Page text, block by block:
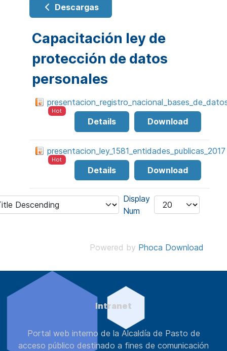
Descargas
Capacitación ley de
protección de datos
personales
Hot
Download
Details
presentacion_ley_1581_entidades_publicas_2017
Hot
Download
Details
Display
Num
Powered by Phoca Download
Intranet
Portal web interno de la Alcaldía de Pasto de
acceso público destinado a fines de comunicación